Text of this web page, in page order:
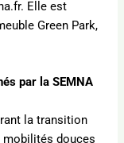
Elle est
Green Park,
par la SEMNA
la transition
mobilités douces